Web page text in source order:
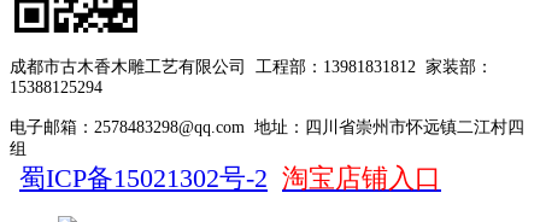
成都市古木香木雕工艺有限公司 工程部：13981831812 家装部：
15388125294
电子邮箱：2578483298@qq.com 地址：四川省崇州市怀远镇二江村四
组
蜀ICP备15021302号-2 淘宝店铺入口